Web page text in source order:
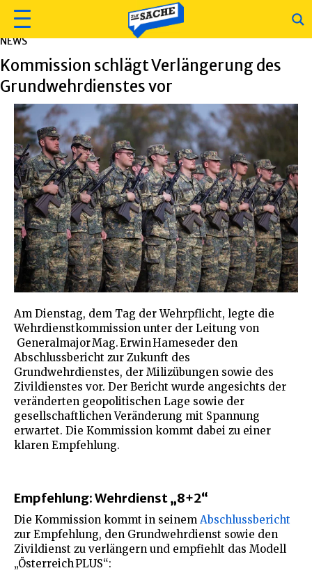
NEWS
Kommission schlägt Verlängerung des
Grundwehrdienstes vor
Am Dienstag, dem Tag der Wehrpflicht, legte die
Wehrdienstkommission unter der Leitung von
Generalmajor Mag. Erwin Hameseder den
Abschlussbericht zur Zukunft des
Grundwehrdienstes, der Milizübungen sowie des
Zivildienstes vor. Der Bericht wurde angesichts der
veränderten geopolitischen Lage sowie der
gesellschaftlichen Veränderung mit Spannung
erwartet. Die Kommission kommt dabei zu einer
klaren Empfehlung.
Empfehlung: Wehrdienst „8+2“
Die Kommission kommt in seinem Abschlussbericht
zur Empfehlung, den Grundwehrdienst sowie den
Zivildienst zu verlängern und empfiehlt das Modell
„Österreich PLUS“: